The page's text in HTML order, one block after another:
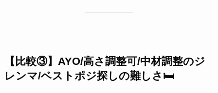
【比較③】AYO/高さ調整可/中材調整のジ
レンマ/ベストポジ探しの難しさ🛏